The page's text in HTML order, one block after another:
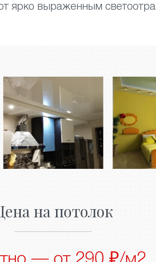
ярко выраженным
на потолок